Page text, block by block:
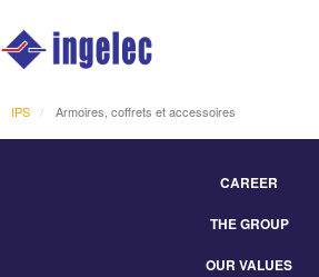
IPS Armoires, coffrets et accessoires
CAREER
THE GROUP
OUR VALUES